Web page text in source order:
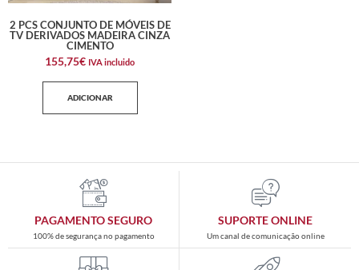
2 PCS CONJUNTO DE MÓVEIS DE
TV DERIVADOS MADEIRA CINZA
CIMENTO
155,75€ IVA incluido
ADICIONAR
PAGAMENTO SEGURO
100% de segurança no pagamento
SUPORTE ONLINE
Um canal de comunicação online